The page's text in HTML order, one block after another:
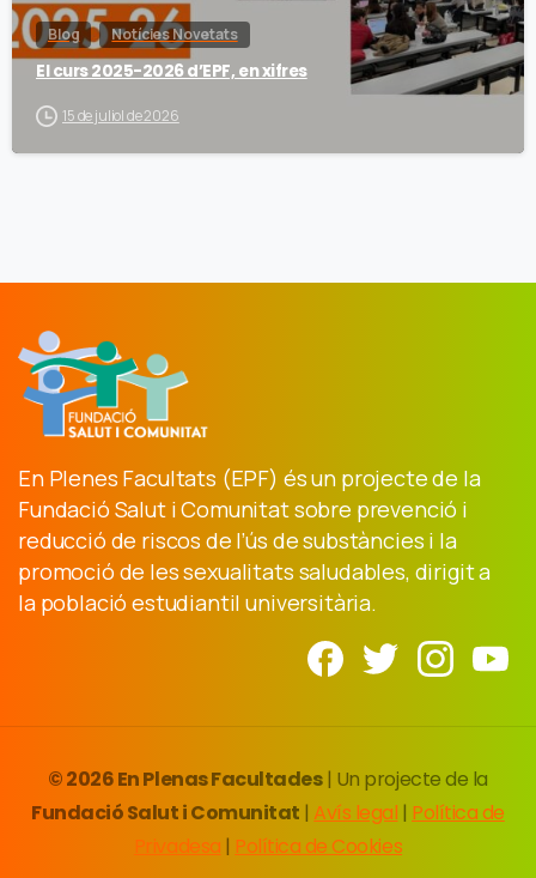
Blog Notícies Novetats
El curs 2025-2026 d’EPF, en xifres
15 de juliol de 2026
En Plenes Facultats (EPF) és un projecte de la
Fundació Salut i Comunitat sobre prevenció i
reducció de riscos de l’ús de substàncies i la
promoció de les sexualitats saludables, dirigit a
la població estudiantil universitària.
© 2026 En Plenas Facultades| Un projecte de la
Fundació Salut i Comunitat | Avís legal | Política de
Privadesa | Política de Cookies